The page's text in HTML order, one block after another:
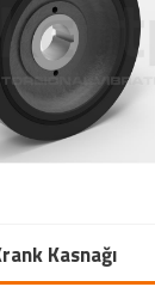
Kasnağı